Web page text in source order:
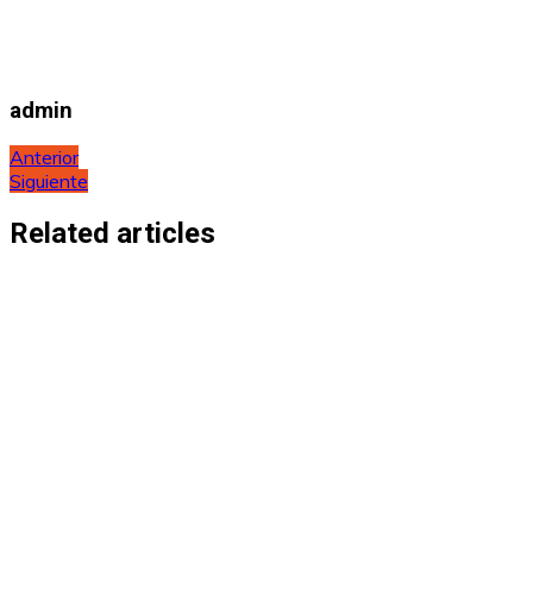
admin
Navegación
de
entradas
Anterior
Siguiente
Related articles